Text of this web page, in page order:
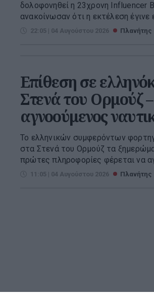
δολοφονηθεί η 23χρονη Influencer
ανακοίνωσαν ότι η εκτέλεση έγινε
22:05 | 04 Αυγούστου 2026 Πλανήτης
Επίθεση σε
Στενά του Ορμούζ
αγνοούμενος
Το ελληνικών συμφερόντων
στα Στενά του Ορμούζ τα
πρώτες πληροφορίες φέρεται να
11:05 | 04 Αυγούστου 2026 Πλανήτης